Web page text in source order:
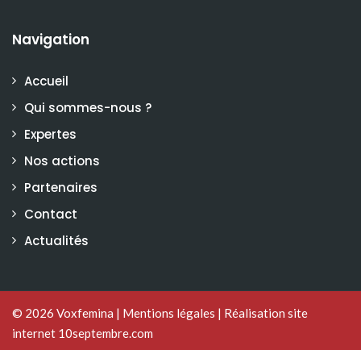
Navigation
Accueil
Qui sommes-nous ?
Expertes
Nos actions
Partenaires
Contact
Actualités
© 2026 Voxfemina | Mentions légales | Réalisation site
internet 10septembre.com